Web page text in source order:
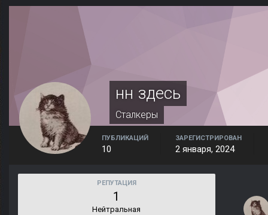
нн здесь
Сталкеры
ПУБЛИКАЦИЙ
10
ЗАРЕГИСТРИРОВАН
2 января, 2024
РЕПУТАЦИЯ
1
Нейтральная